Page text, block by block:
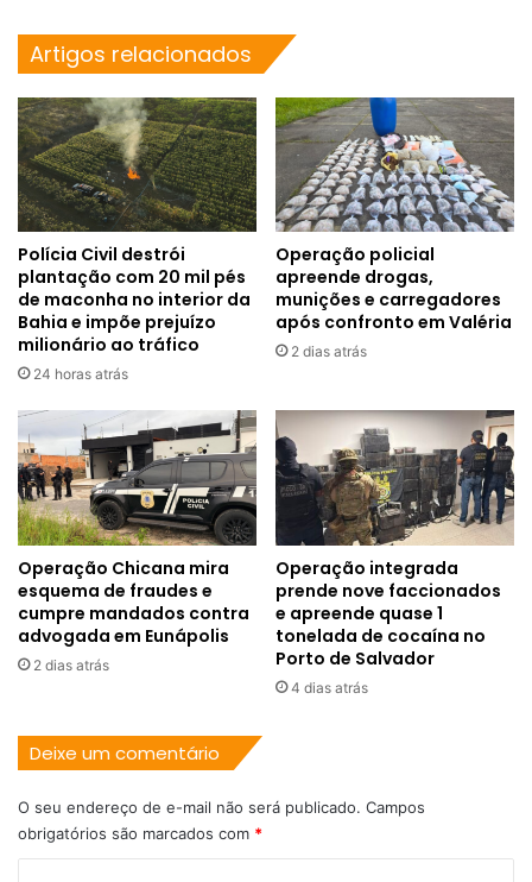
Artigos relacionados
Polícia Civil destrói
plantação com 20 mil pés
de maconha no interior da
Bahia e impõe prejuízo
milionário ao tráfico
24 horas atrás
Operação policial
apreende drogas,
munições e carregadores
após confronto em Valéria
2 dias atrás
Operação Chicana mira
esquema de fraudes e
cumpre mandados contra
advogada em Eunápolis
2 dias atrás
Operação integrada
prende nove faccionados
e apreende quase 1
tonelada de cocaína no
Porto de Salvador
4 dias atrás
Deixe um comentário
O seu endereço de e-mail não será publicado. Campos
obrigatórios são marcados com *